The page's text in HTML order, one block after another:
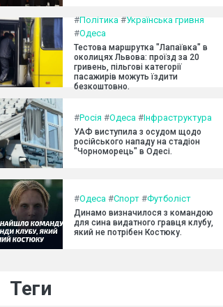
#Політика #Українська гривня
#Одеса
Тестова маршрутка "Лапаївка" в
околицях Львова: проїзд за 20
гривень, пільгові категорії
пасажирів можуть їздити
безкоштовно.
#Росія #Одеса #Інфраструктура
УАФ виступила з осудом щодо
російського нападу на стадіон
"Чорноморець" в Одесі.
#Одеса #Спорт #Футболіст
Динамо визначилося з командою
для сина видатного гравця клубу,
який не потрібен Костюку.
Теги